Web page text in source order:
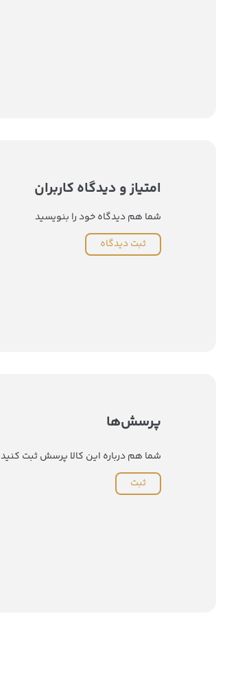
امتیاز و دیدگاه کاربران
شما هم دیدگاه خود را بنویسید
ثبت دیدگاه
پرسش‌ها
شما هم درباره این کالا پرسش ثبت کنید
ثبت